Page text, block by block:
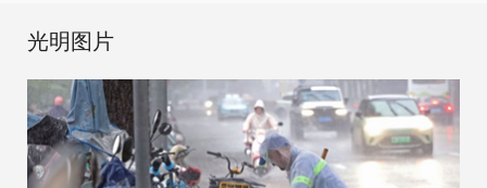
光明图片